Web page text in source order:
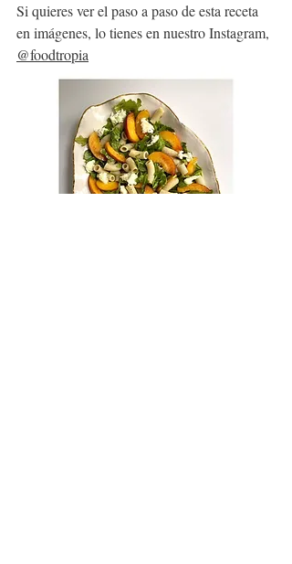
Si quieres ver el paso a paso de esta receta
en imágenes, lo tienes en nuestro Instagram,
@foodtropia